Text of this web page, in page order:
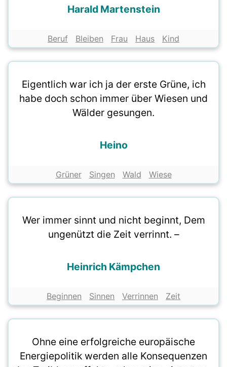
Harald Martenstein
Beruf Bleiben Frau Haus Kind
Eigentlich war ich ja der erste Grüne, ich
habe doch schon immer über Wiesen und
Wälder gesungen.
Heino
Grüner Singen Wald Wiese
Wer immer sinnt und nicht beginnt, Dem
ungenützt die Zeit verrinnt. –
Heinrich Kämpchen
Beginnen Sinnen Verrinnen Zeit
Ohne eine erfolgreiche europäische
Energiepolitik werden alle Konsequenzen